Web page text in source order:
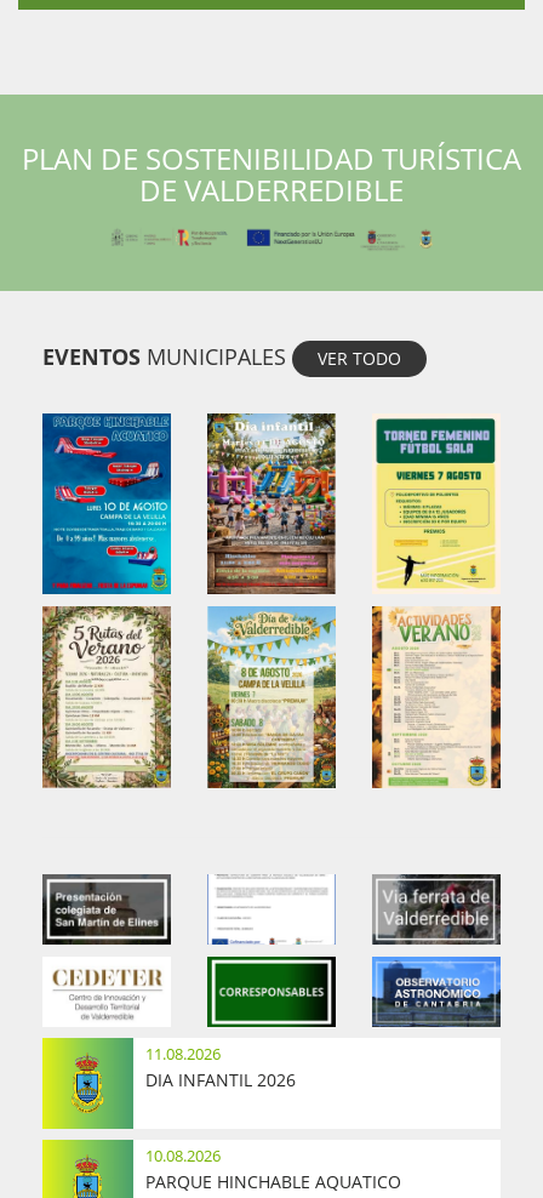
PLAN DE SOSTENIBILIDAD TURÍSTICA
DE VALDERREDIBLE
EVENTOS MUNICIPALES VER TODO
11.08.2026
DIA INFANTIL 2026
10.08.2026
PARQUE HINCHABLE AQUATICO